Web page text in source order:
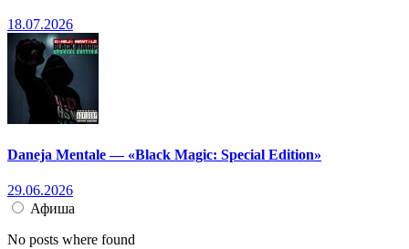
18.07.2026
Daneja Mentale — «Black Magic: Special Edition»
29.06.2026
Афиша
No posts where found